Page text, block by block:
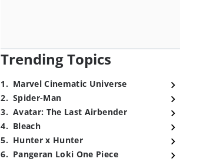
Trending Topics
1. Marvel Cinematic Universe
2. Spider-Man
3. Avatar: The Last Airbender
4. Bleach
5. Hunter x Hunter
6. Pangeran Loki One Piece